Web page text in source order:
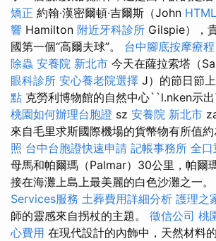
矯正 約翰·漢密爾頓·吉爾斯（John
響 Hamilton 附近牙科診所 Gilspie），
國第一個“高爾夫球”。 台中腳底按摩療程
除蟲 安養院 新北市 今天在薩拉索塔（
眼科診所 安心養老院選擇 J）的節日節
點 克勞利博物館的自然中心``l.nken示
桃園如何辦理台胞證 sz 安養院 新北市
來自毛里求斯國際機場的貨幣物有所值約
照 台中台胞證快速申請 記帳事務所 全口
母馬和帕爾瑪（Palmar）30公里，帕爾
接在海灘上島上最美麗的白色沙灘之一。
Services服務 土葬費用詳細分析 護理之
師的靈感來自拐杖的主題。 徵信公司 桃
心費用 在現代設計的內飾中，天然材料